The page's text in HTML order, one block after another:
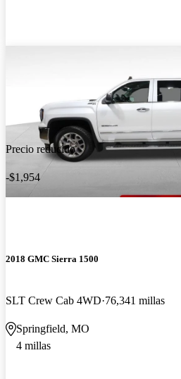
Precio reducido
-$1,954
2018 GMC Sierra 1500
SLT Crew Cab 4WD 76,341 millas
Springfield, MO
4 millas